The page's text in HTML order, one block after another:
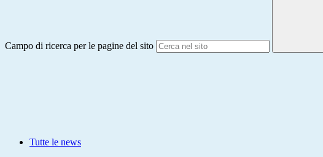
Campo di ricerca per le pagine del sito
Tutte le news